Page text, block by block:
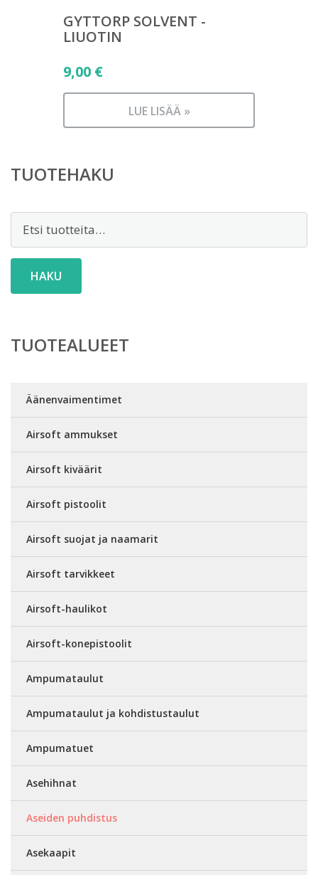
GYTTORP SOLVENT -
LIUOTIN
9,00 €
LUE LISÄÄ »
TUOTEHAKU
Etsi:
HAKU
TUOTEALUEET
Äänenvaimentimet
Airsoft ammukset
Airsoft kiväärit
Airsoft pistoolit
Airsoft suojat ja naamarit
Airsoft tarvikkeet
Airsoft-haulikot
Airsoft-konepistoolit
Ampumataulut
Ampumataulut ja kohdistustaulut
Ampumatuet
Asehihnat
Aseiden puhdistus
Asekaapit